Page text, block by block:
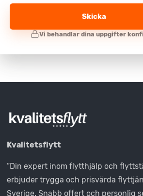
Skicka
Kvalitetsflytt
”Din expert inom flytthjälp och
erbjuder trygga och prisvärda
Sverige. Snabb offert och personlig